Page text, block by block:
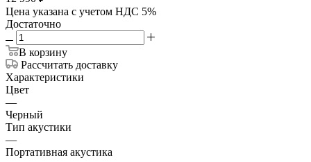
Цена указана с учетом НДС 5%
Достаточно
В корзину
Рассчитать доставку
Характеристики
Цвет
—
Черный
Тип акустики
—
Портативная акустика